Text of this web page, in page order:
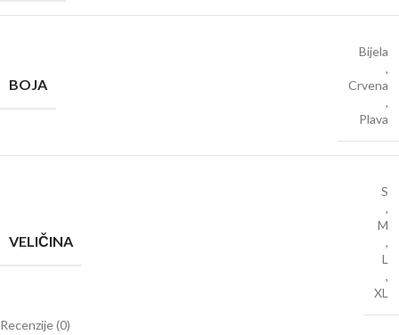
BOJA
Bijela
,
Crvena
,
Plava
VELIČINA
S
,
M
,
L
,
XL
Recenzije (0)